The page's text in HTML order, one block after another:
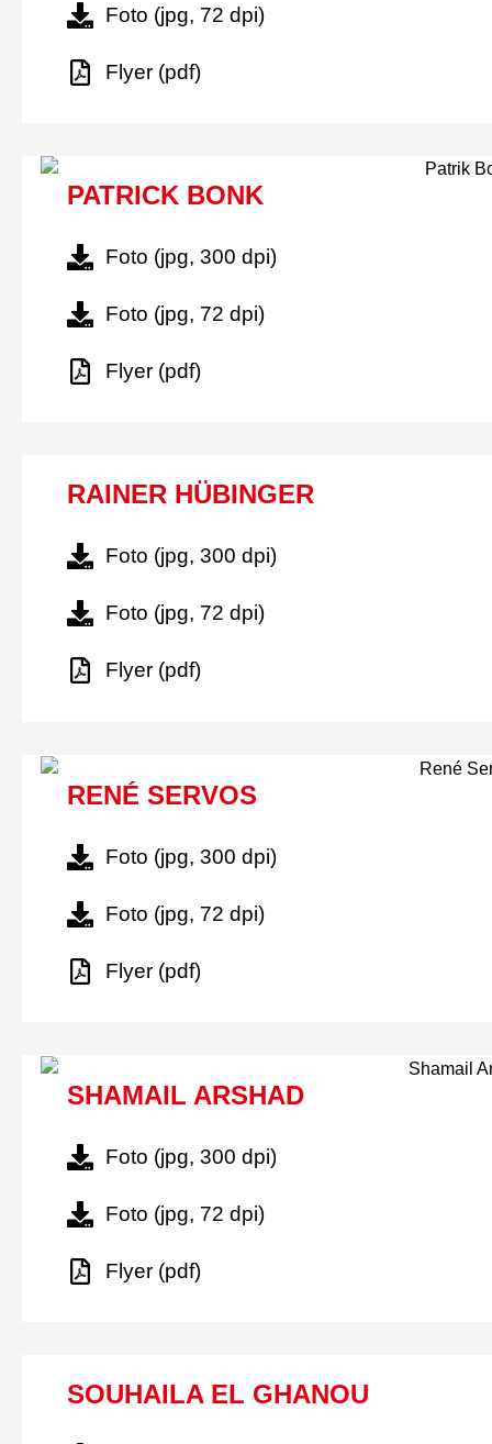
Foto (jpg, 72 dpi)
Flyer (pdf)
PATRICK BONK
Foto (jpg, 300 dpi)
Foto (jpg, 72 dpi)
Flyer (pdf)
RAINER HÜBINGER
Foto (jpg, 300 dpi)
Foto (jpg, 72 dpi)
Flyer (pdf)
RENÉ SERVOS
Foto (jpg, 300 dpi)
Foto (jpg, 72 dpi)
Flyer (pdf)
SHAMAIL ARSHAD
Foto (jpg, 300 dpi)
Foto (jpg, 72 dpi)
Flyer (pdf)
SOUHAILA EL GHANOU